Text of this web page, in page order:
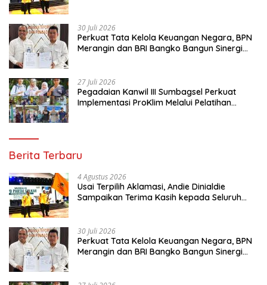
30 Juli 2026
Perkuat Tata Kelola Keuangan Negara, BPN
Merangin dan BRI Bangko Bangun Sinergi
27 Juli 2026
Pegadaian Kanwil III Sumbagsel Perkuat
Implementasi ProKlim Melalui Pelatihan
Berita Terbaru
4 Agustus 2026
Usai Terpilih Aklamasi, Andie Dinialdie
Sampaikan Terima Kasih kepada Seluruh
30 Juli 2026
Perkuat Tata Kelola Keuangan Negara, BPN
Merangin dan BRI Bangko Bangun Sinergi